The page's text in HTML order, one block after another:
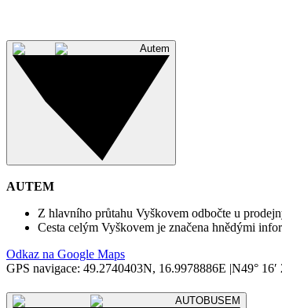
Autem
AUTEM
Z hlavního průtahu Vyškovem odbočte u
Cesta celým Vyškovem je značena hnědými
Odkaz na Google Maps
GPS navigace: 49.2740403N, 16.9978886E |N49° 16′
AUTOBUSEM